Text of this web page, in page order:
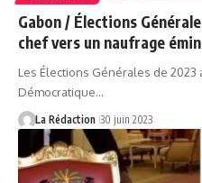
Gabon / Élections
chef vers un naufrage
Les Élections Générales de
Démocratique…
La Rédaction 30 juin 2023